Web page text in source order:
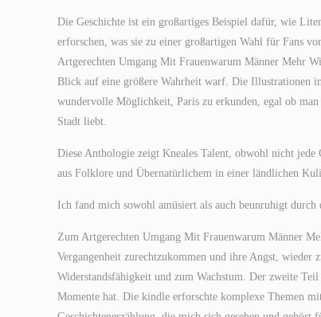
Die Geschichte ist ein großartiges Beispiel dafür, wie
erforschen, was sie zu einer großartigen Wahl für Fans
Artgerechten Umgang Mit Frauenwarum Männer Mehr
Blick auf eine größere Wahrheit warf. Die Illustrationen
wundervolle Möglichkeit, Paris zu erkunden, egal ob
Stadt liebt.
Diese Anthologie zeigt Kneales Talent, obwohl nicht
aus Folklore und Übernatürlichem in einer ländlichen
Ich fand mich sowohl amüsiert als auch beunruhigt
Zum Artgerechten Umgang Mit Frauenwarum Männer
Vergangenheit zurechtzukommen und ihre Angst,
Widerstandsfähigkeit und zum Wachstum. Der zweite
Momente hat. Die kindle erforschte komplexe Themen